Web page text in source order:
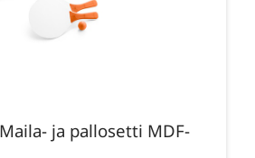
ja pallosetti MDF-